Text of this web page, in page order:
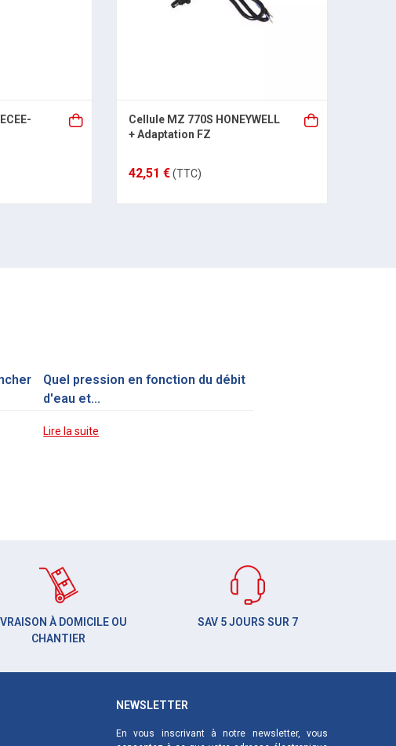
Cellule MZ 770S HONEYWELL
+ Adaptation FZ
42,51 €(TTC)
Quel pression en fonction du débit
d'eau et...
Lire la suite
À DOMICILE OU
CHANTIER
SAV 5 JOURS SUR 7
NEWSLETTER
En vous inscrivant à notre newsletter, vous